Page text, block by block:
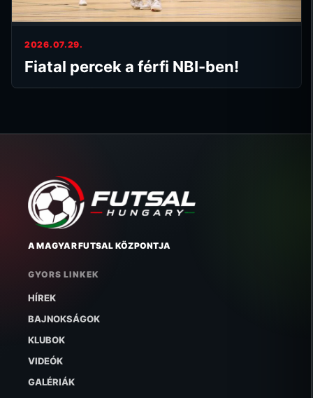
2026.07.29.
Fiatal percek a férfi NBI-ben!
A MAGYAR FUTSAL KÖZPONTJA
GYORS LINKEK
HÍREK
BAJNOKSÁGOK
KLUBOK
VIDEÓK
GALÉRIÁK